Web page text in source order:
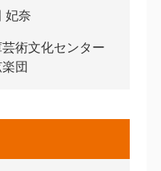
妃奈
術文化センター
団